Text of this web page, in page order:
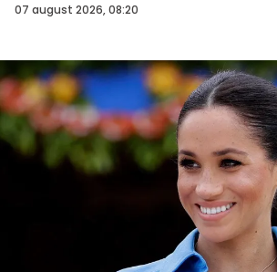
07 august 2026, 08:20